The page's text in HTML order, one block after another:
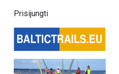
Prisijungti